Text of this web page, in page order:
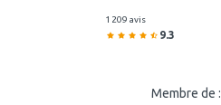
1 209 avis
9.3
Membre de :